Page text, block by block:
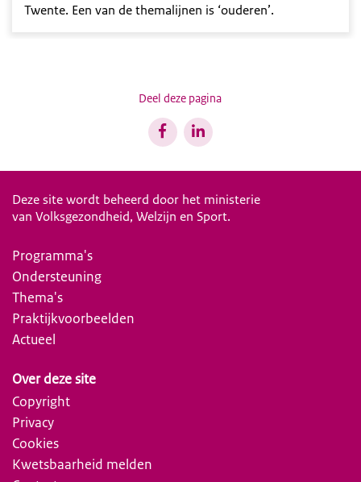
Twente. Een van de themalijnen is ‘ouderen’.
Deel deze pagina
Deze site wordt beheerd door het ministerie
van Volksgezondheid, Welzijn en Sport.
Programma's
Ondersteuning
Thema's
Praktijkvoorbeelden
Actueel
Over deze site
Copyright
Privacy
Cookies
Kwetsbaarheid melden